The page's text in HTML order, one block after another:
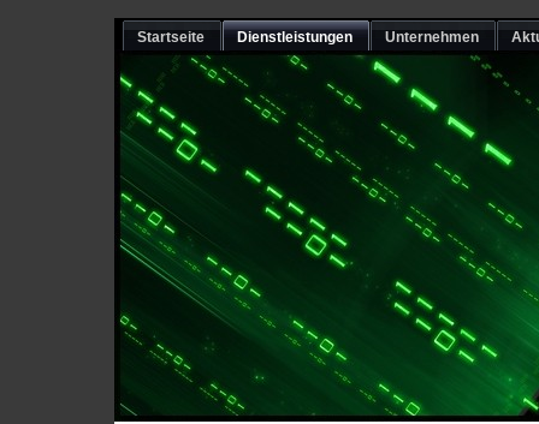
Startseite Dienstleistungen Unternehmen